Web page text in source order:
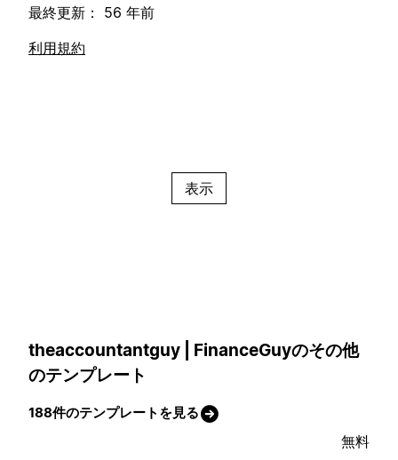
最終更新： 56 年前
利用規約
表示
theaccountantguy | FinanceGuyのその他
のテンプレート
188件のテンプレートを見る
無料